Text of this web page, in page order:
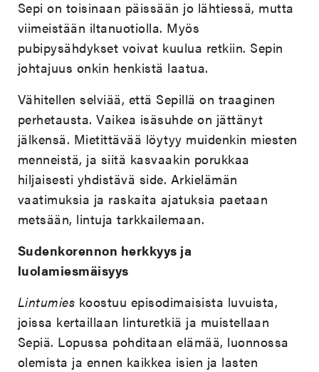
Sepi on toisinaan päissään jo lähtiessä, mutta
viimeistään iltanuotiolla. Myös
pubipysähdykset voivat kuulua retkiin. Sepin
johtajuus onkin henkistä laatua.
Vähitellen selviää, että Sepillä on traaginen
perhetausta. Vaikea isäsuhde on jättänyt
jälkensä. Mietittävää löytyy muidenkin miesten
menneistä, ja siitä kasvaakin porukkaa
hiljaisesti yhdistävä side. Arkielämän
vaatimuksia ja raskaita ajatuksia paetaan
metsään, lintuja tarkkailemaan.
Sudenkorennon herkkyys ja
luolamiesmäisyys
Lintumies koostuu episodimaisista luvuista,
joissa kertaillaan linturetkiä ja muistellaan
Sepiä. Lopussa pohditaan elämää, luonnossa
olemista ja ennen kaikkea isien ja lasten